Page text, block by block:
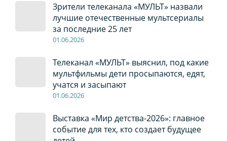
Зрители телеканала «МУЛЬТ» назвали
лучшие отечественные мультсериалы
за последние 25 лет
01.06.2026
Телеканал «МУЛЬТ» выяснил, под какие
мультфильмы дети просыпаются, едят,
учатся и засыпают
01.06.2026
Выставка «Мир детства-2026»: главное
событие для тех, кто создает будущее